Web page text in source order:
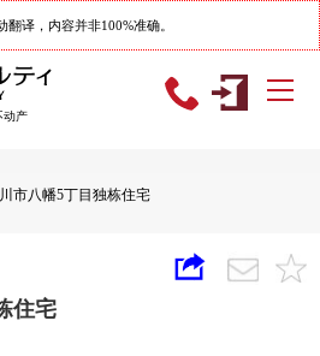
翻译，内容并非100%准确。
动产
市八幡5丁目独栋住宅
住宅